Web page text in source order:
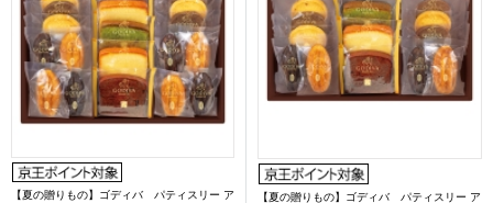
【夏の贈りもの】ゴディバ パティスリー ア 【夏の贈りもの】ゴディバ パティスリー ア